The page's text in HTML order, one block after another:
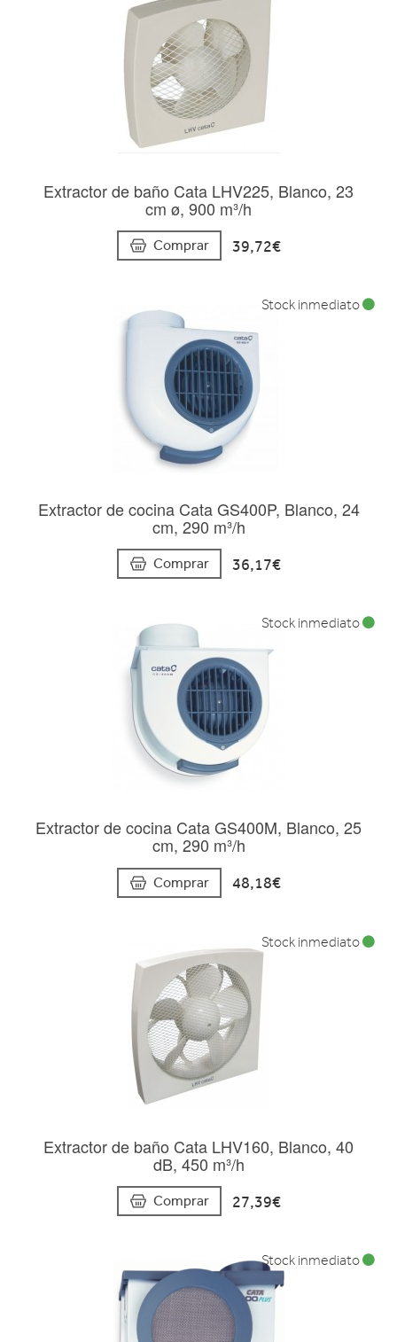
Extractor de baño Cata LHV225, Blanco, 23
cm ø, 900 m³/h
Comprar 39,72€
Extractor de cocina Cata GS400P, Blanco, 24
cm, 290 m³/h
Comprar 36,17€
Stock inmediato
Extractor de cocina Cata GS400M, Blanco, 25
cm, 290 m³/h
Comprar 48,18€
Stock inmediato
Extractor de baño Cata LHV160, Blanco, 40
dB, 450 m³/h
Comprar 27,39€
Stock inmediato
Stock inmediato